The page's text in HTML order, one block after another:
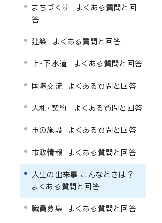
まちづくり よくある質問と回
答
建築 よくある質問と回答
上・下水道 よくある質問と回答
国際交流 よくある質問と回答
入札・契約 よくある質問と回答
市の施設 よくある質問と回答
市政情報 よくある質問と回答
人生の出来事 こんなときは？
よくある質問と回答
職員募集 よくある質問と回答